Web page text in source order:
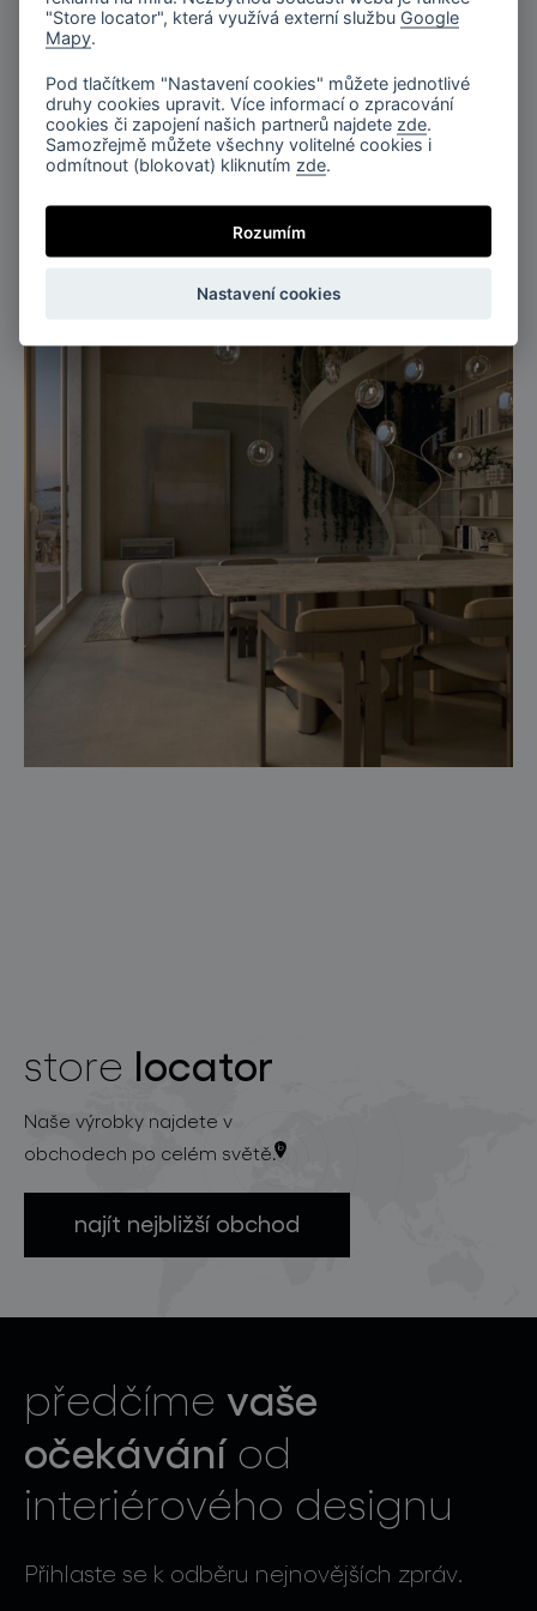
store locator
Naše výrobky najdete v
obchodech po celém světě.
najít nejbližší obchod
předčíme vaše
očekáváníod
interiérového designu
Přihlaste se k odběru nejnovějších zpráv.
"Store locator", která využívá externí službu Google
Mapy.
Pod tlačítkem "Nastavení cookies" můžete jednotlivé
druhy cookies upravit. Více informací o zpracování
cookies či zapojení našich partnerů najdete zde.
Samozřejmě můžete všechny volitelné cookies i
odmítnout (blokovat) kliknutím zde.
Rozumím
Nastavení cookies